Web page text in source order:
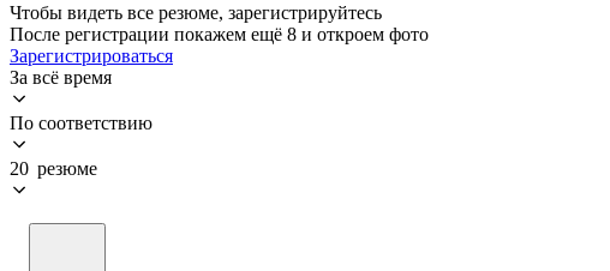
Чтобы видеть все резюме, зарегистрируйтесь
После регистрации покажем ещё 8 и откроем фото
Зарегистрироваться
За всё время
По соответствию
20 резюме